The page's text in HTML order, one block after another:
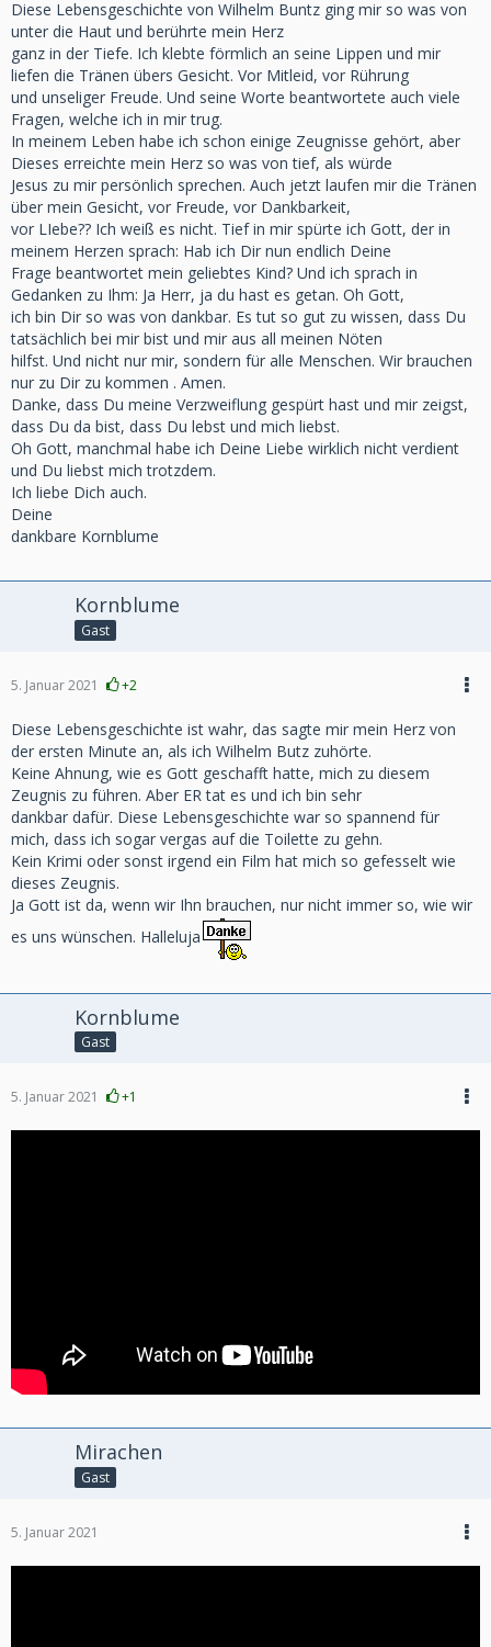
Diese Lebensgeschichte von Wilhelm Buntz ging mir so was von
unter die Haut und berührte mein Herz
ganz in der Tiefe. Ich klebte förmlich an seine Lippen und mir
liefen die Tränen übers Gesicht. Vor Mitleid, vor Rührung
und unseliger Freude. Und seine Worte beantwortete auch viele
Fragen, welche ich in mir trug.
In meinem Leben habe ich schon einige Zeugnisse gehört, aber
Dieses erreichte mein Herz so was von tief, als würde
Jesus zu mir persönlich sprechen. Auch jetzt laufen mir die Tränen
über mein Gesicht, vor Freude, vor Dankbarkeit,
vor LIebe?? Ich weiß es nicht. Tief in mir spürte ich Gott, der in
meinem Herzen sprach: Hab ich Dir nun endlich Deine
Frage beantwortet mein geliebtes Kind? Und ich sprach in
Gedanken zu Ihm: Ja Herr, ja du hast es getan. Oh Gott,
ich bin Dir so was von dankbar. Es tut so gut zu wissen, dass Du
tatsächlich bei mir bist und mir aus all meinen Nöten
hilfst. Und nicht nur mir, sondern für alle Menschen. Wir brauchen
nur zu Dir zu kommen . Amen.
Danke, dass Du meine Verzweiflung gespürt hast und mir zeigst,
dass Du da bist, dass Du lebst und mich liebst.
Oh Gott, manchmal habe ich Deine Liebe wirklich nicht verdient
und Du liebst mich trotzdem.
Ich liebe Dich auch.
Deine
dankbare Kornblume
Kornblume
Gast
5. Januar 2021 +2
Diese Lebensgeschichte ist wahr, das sagte mir mein Herz von
der ersten Minute an, als ich Wilhelm Butz zuhörte.
Keine Ahnung, wie es Gott geschafft hatte, mich zu diesem
Zeugnis zu führen. Aber ER tat es und ich bin sehr
dankbar dafür. Diese Lebensgeschichte war so spannend für
mich, dass ich sogar vergas auf die Toilette zu gehn.
Kein Krimi oder sonst irgend ein Film hat mich so gefesselt wie
dieses Zeugnis.
Ja Gott ist da, wenn wir Ihn brauchen, nur nicht immer so, wie wir
es uns wünschen. Halleluja
Kornblume
Gast
5. Januar 2021 +1
Mirachen
Gast
5. Januar 2021